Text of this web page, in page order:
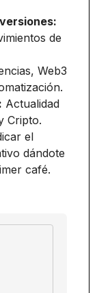
de
Web3
Actualidad
Cripto.
el
dándote
café.